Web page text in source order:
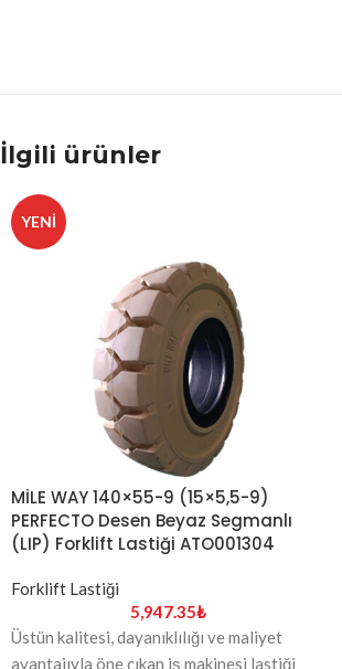
İlgili ürünler
YENI
MİLE WAY 140×55-9 (15×5,5-9)
PERFECTO Desen Beyaz Segmanlı
(LIP) Forklift Lastiği ATO001304
Forklift Lastiği
5,947.35₺
Üstün kalitesi, dayanıklılığı ve maliyet
avantajıyla öne çıkan iş makinesi lastiği